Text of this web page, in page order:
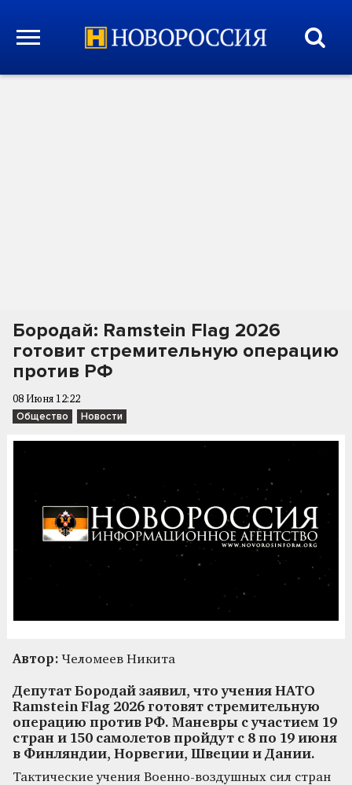
Бородай: Ramstein Flag 2026
готовит стремительную операцию
против РФ
08 Июня 12:22
Общество Новости
Автор: Челомеев Никита
Депутат Бородай заявил, что учения НАТО
Ramstein Flag 2026 готовят стремительную
операцию против РФ. Маневры с участием 19
стран и 150 самолетов пройдут с 8 по 19 июня
в Финляндии, Норвегии, Швеции и Дании.
Тактические учения Военно-воздушных сил стран